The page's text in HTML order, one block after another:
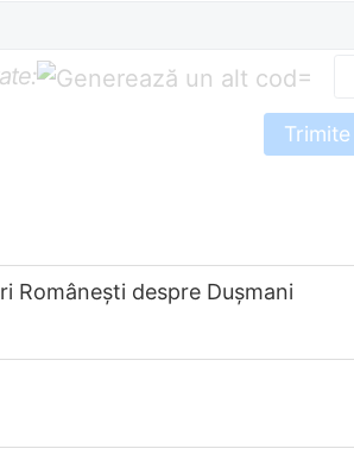
=
Trimite
Româneşti despre Dușmani